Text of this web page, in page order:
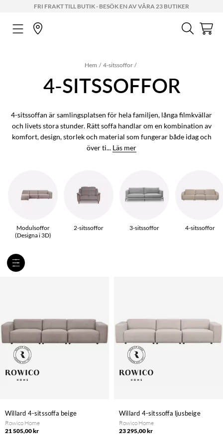
FRI FRAKT TILL BUTIK - BESÖK EN AV VÅRA 23 BUTIKER
Hem 4-sitssoffor
4-SITSSOFFOR
4-sitssoffan är samlingsplatsen för hela familjen, långa filmkvällar
och livets stora stunder. Rätt soffa handlar om en kombination av
komfort, design, storlek och material som fungerar både idag och
över ti... Läs mer
Modulsoffor
(Designa i 3D)
2-sitssoffor 3-sitssoffor 4-sitssoffor
Willard 4-sitssoffa beige
Rowico Home
21 505,00 kr
Willard 4-sitssoffa ljusbeige
Rowico Home
23 295,00 kr